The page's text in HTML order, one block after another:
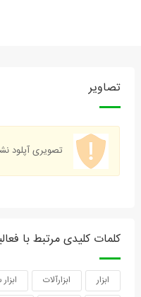
تصاویر
تصویری آپلود
کلمات کلیدی مرتبط با
ابزار ابزارآلات